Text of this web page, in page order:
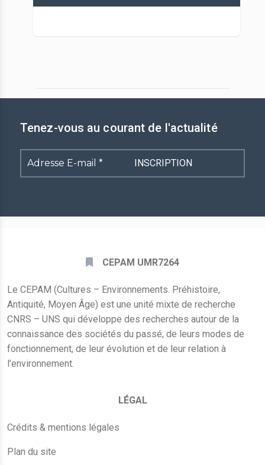
Tenez-vous au courant de l'actualité
Adresse
E-
CEPAM UMR7264
Le CEPAM (Cultures – Environnements. Préhistoire,
Antiquité, Moyen Âge) est une unité mixte de recherche
CNRS – UNS qui développe des recherches autour de la
connaissance des sociétés du passé, de leurs modes de
fonctionnement, de leur évolution et de leur relation à
l’environnement.
LÉGAL
Crédits & mentions légales
Plan du site